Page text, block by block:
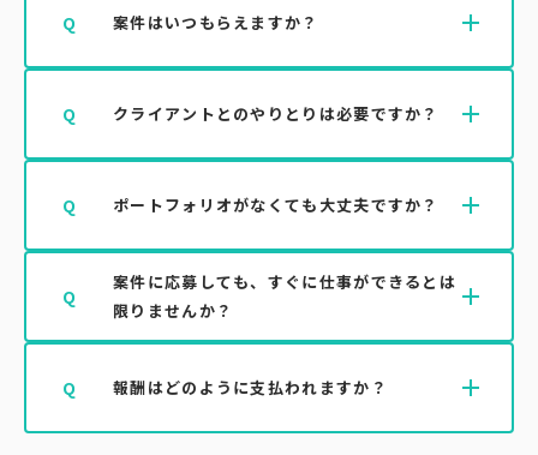
A
Webデザイン、SNS運用、動画編集、ライティン
Q 案件はいつもらえますか？ add
A
登録・審査完了後、最短で即日から案件のご紹介
Q クライアントとのやりとりは必要ですか？ add
A
基本的にはYappeスタッフが間に入って対応いた
いただけます。
Q ポートフォリオがなくても大丈夫ですか？ add
A
はい、大丈夫です。ポートフォリオの提出は任意
Q
案件に応募しても、すぐに仕事ができるとは
限りませんか？
add
A
はい。エントリー後、スキルや日程などを踏まえ
Q 報酬はどのように支払われますか？ add